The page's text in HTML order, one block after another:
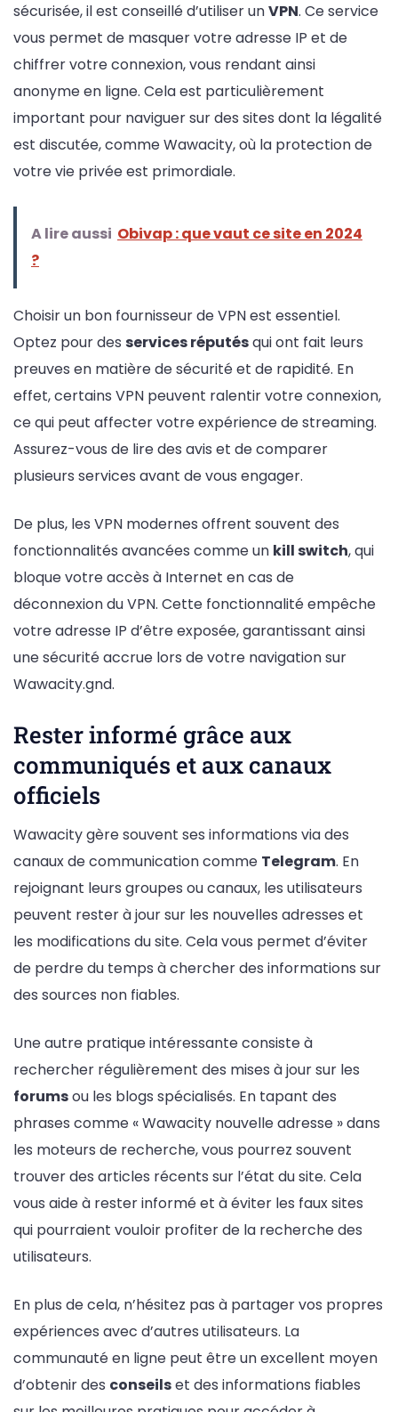
sécurisée, il est conseillé d’utiliser unVPN. Ce service
vous permet de masquer votre adresse IP et de
chiffrer votre connexion, vous rendant ainsi
anonyme en ligne. Cela est particulièrement
important pour naviguer sur des sites dont la légalité
est discutée, comme Wawacity, où la protection de
votre vie privée est primordiale.
A lire aussi Obivap : que vaut ce site en 2024
?
Choisir un bon fournisseur de VPN est essentiel.
Optez pour des services réputésqui ont fait leurs
preuves en matière de sécurité et de rapidité. En
effet, certains VPN peuvent ralentir votre connexion,
ce qui peut affecter votre expérience de streaming.
Assurez-vous de lire des avis et de comparer
plusieurs services avant de vous engager.
De plus, les VPN modernes offrent souvent des
fonctionnalités avancées comme un kill switch, qui
bloque votre accès à Internet en cas de
déconnexion du VPN. Cette fonctionnalité empêche
votre adresse IP d’être exposée, garantissant ainsi
une sécurité accrue lors de votre navigation sur
Wawacity.gnd.
Rester informé grâce aux
communiqués et aux canaux
officiels
Wawacity gère souvent ses informations via des
canaux de communication comme Telegram. En
rejoignant leurs groupes ou canaux, les utilisateurs
peuvent rester à jour sur les nouvelles adresses et
les modifications du site. Cela vous permet d’éviter
de perdre du temps à chercher des informations sur
des sources non fiables.
Une autre pratique intéressante consiste à
rechercher régulièrement des mises à jour sur les
forumsou les blogs spécialisés. En tapant des
phrases comme « Wawacity nouvelle adresse » dans
les moteurs de recherche, vous pourrez souvent
trouver des articles récents sur l’état du site. Cela
vous aide à rester informé et à éviter les faux sites
qui pourraient vouloir profiter de la recherche des
utilisateurs.
En plus de cela, n’hésitez pas à partager vos propres
expériences avec d’autres utilisateurs. La
communauté en ligne peut être un excellent moyen
d’obtenir des conseilset des informations fiables